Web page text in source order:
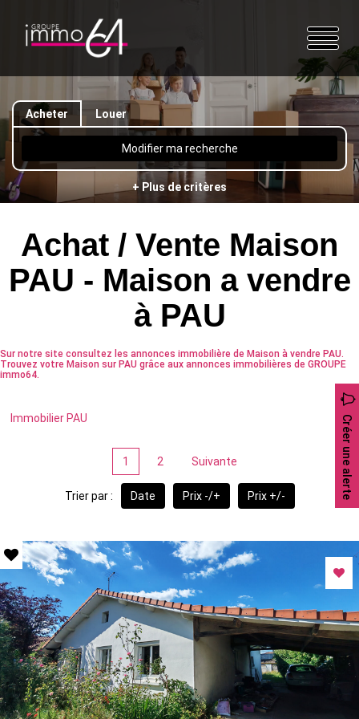
Acheter Louer
Modifier ma recherche
+ Plus de critères
Achat / Vente Maison
PAU - Maison a vendre
à PAU
Sur notre site consultez les annonces immobilière de Maison à vendre PAU.
Trouvez votre Maison sur PAU grâce aux annonces immobilières de GROUPE
immo64.
Immobilier PAU Créer une alerte
1 2 Suivante
Trier par : Date Prix -/+ Prix +/-